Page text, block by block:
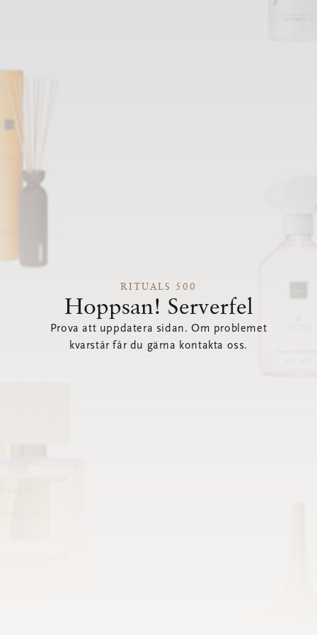
RITUALS 500
Hoppsan! Serverfel
Prova att uppdatera sidan. Om problemet
kvarstår får du gärna kontakta oss.